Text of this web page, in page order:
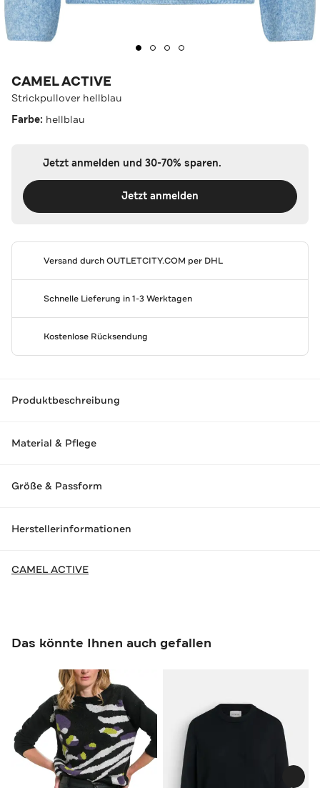
CAMEL ACTIVE
Strickpullover hellblau
Farbe: hellblau
Jetzt anmelden und 30-70% sparen.
Jetzt anmelden
Versand durchOUTLETCITY.COM per DHL
Schnelle Lieferung in 1-3 Werktagen
Kostenlose Rücksendung
Produktbeschreibung
Material & Pflege
Größe & Passform
Herstellerinformationen
CAMEL ACTIVE
Das könnte Ihnen auch gefallen